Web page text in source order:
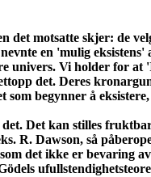
det motsatte skjer: de
en 'mulig
univers. Vi holder for
det. Deres
begynner å
Det kan stilles
R. Dawson, så
det ikke er bevaring